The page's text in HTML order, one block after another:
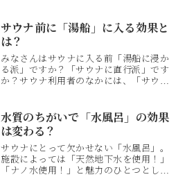
サウナ前に「湯船」に入る効果と
は？
みなさんはサウナに入る前「湯船に浸か
る派」ですか？「サウナに直行派」です
か？サウナ利用者のなかには、「サウナ
見もあるそうです。確かにその意見も一
理ありそう。ですが、サウナ前に湯船に
入ることはサウナを楽しむうえでとても
重要です。ということで今回は、サウナ
前の湯船にどんな効果があるのか、また
湯船の種類についても深掘りしたいと思
水質のちがいで「水風呂」の効果
は変わる？
サウナにとって欠かせない「水風呂」。
施設によっては「天然地下水を使用！」
「ナノ水使用！」と魅力のひとつとして